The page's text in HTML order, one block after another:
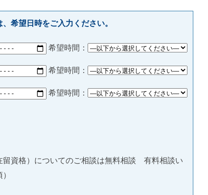
希望日時をご入力ください。
希望時間：
希望時間：
希望時間：
資格）についてのご相談は無料相談 有料相談い